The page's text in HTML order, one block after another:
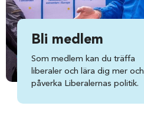
Bli medlem
Som medlem kan du träffa
liberaler och lära dig mer och
påverka Liberalernas politik.